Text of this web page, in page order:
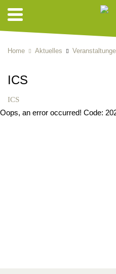
Home Aktuelles
ICS
ICS
Oops, an error occurred! Code: